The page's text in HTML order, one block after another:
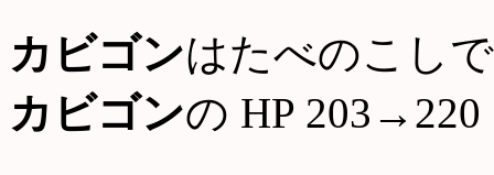
カビゴンはたべのこし
カビゴンの HP 203→220